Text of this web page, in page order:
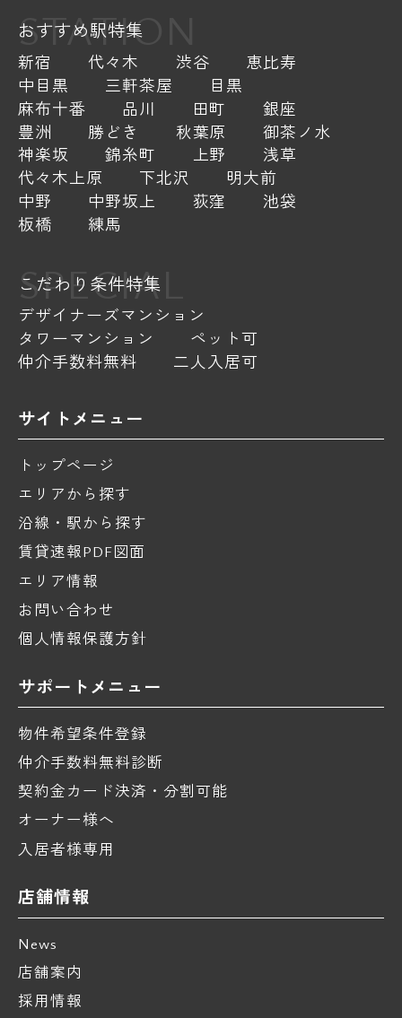
STATION
おすすめ駅特集
新宿 代々木 渋谷
恵比寿
中目黒
三軒茶屋
目黒
麻布十番
品川 田町
銀座
豊洲
勝どき 秋葉原
御茶ノ水
神楽坂
錦糸町 上野
浅草
代々木上原
下北沢
明大前
中野
中野坂上 荻窪
池袋
板橋
練馬
SPECIAL
こだわり条件特集
デザイナーズマンション
タワーマンション
ペット可
仲介手数料無料
二人入居可
サイトメニュー
トップページ
エリアから探す
沿線・駅から探す
賃貸速報PDF図面
エリア情報
お問い合わせ
個人情報保護方針
サポートメニュー
物件希望条件登録
仲介手数料無料診断
契約金カード決済・分割可能
オーナー様へ
入居者様専用
店舗情報
News
店舗案内
採用情報